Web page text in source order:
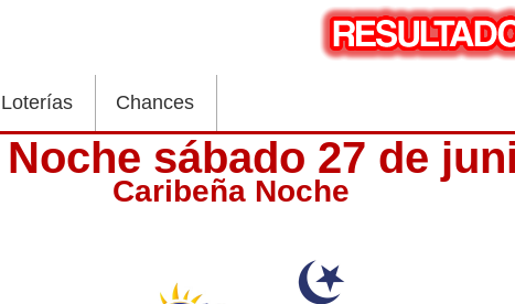
Loterías Chances
sábado 27 de
Caribeña Noche